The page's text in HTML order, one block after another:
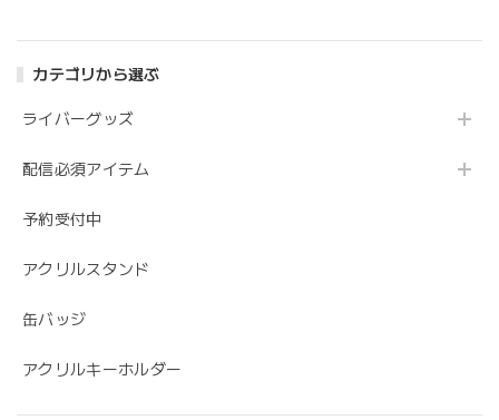
カテゴリから選ぶ
ライバーグッズ
配信必須アイテム
予約受付中
アクリルスタンド
缶バッジ
アクリルキーホルダー